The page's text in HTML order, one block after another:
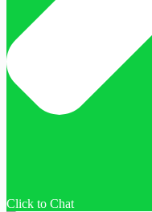
Click to Chat